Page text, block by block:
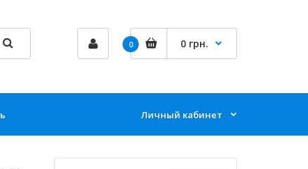
0 0 грн.
Личный кабинет